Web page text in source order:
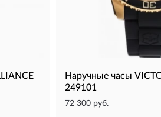
Наручные часы
249101
72 300 руб.